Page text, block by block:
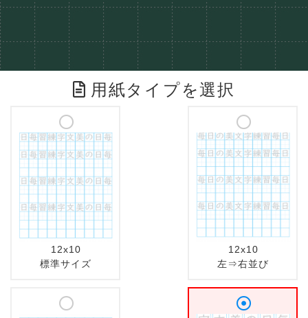
用紙タイプを選択
12x10
標準サイズ
12x10
左⇒右並び